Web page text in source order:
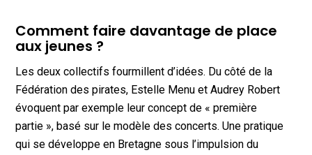
Comment faire davantage de place
aux jeunes ?
Les deux collectifs fourmillent d’idées. Du côté de la
Fédération des pirates, Estelle Menu et Audrey Robert
évoquent par exemple leur concept de « première
partie », basé sur le modèle des concerts. Une pratique
qui se développe en Bretagne sous l’impulsion du